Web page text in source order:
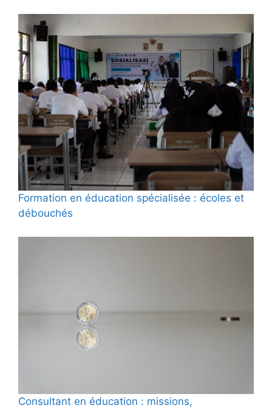
Formation en éducation spécialisée : écoles et
débouchés
Consultant en éducation : missions,